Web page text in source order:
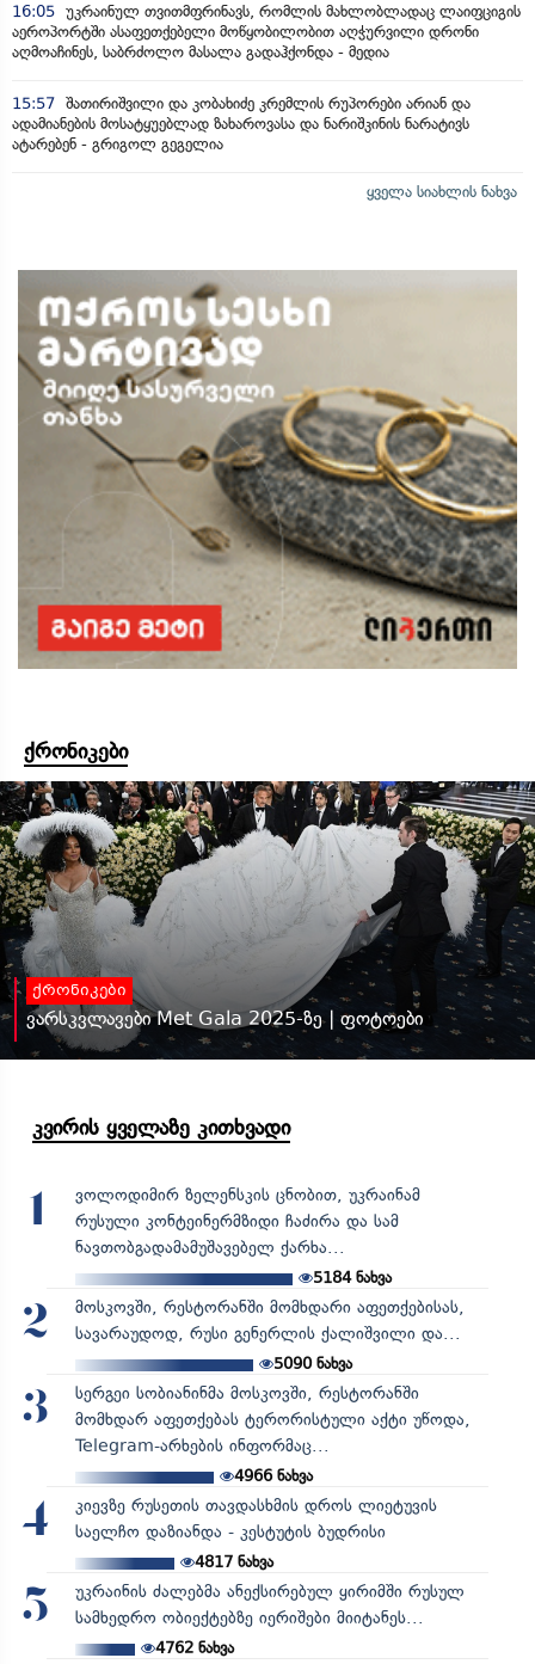
16:05 უკრაინულ თვითმფრინავს, რომლის მახლობლადაც ლაიფციგის
აეროპორტში ასაფეთქებელი მოწყობილობით აღჭურვილი დრონი
აღმოაჩინეს, საბრძოლო მასალა გადაჰქონდა - მედია
15:57 შათირიშვილი და კობახიძე კრემლის რუპორები არიან და
ადამიანების მოსატყუებლად ზახაროვასა და ნარიშკინის ნარატივს
ატარებენ - გრიგოლ გეგელია
ყველა სიახლის ნახვა
ქრონიკები
ქრონიკები
ვარსკვლავები Met Gala 2025-ზე | ფოტოები
კვირის ყველაზე კითხვადი
1
ვოლოდიმირ ზელენსკის ცნობით, უკრაინამ
რუსული კონტეინერმზიდი ჩაძირა და სამ
ნავთობგადამამუშავებელ ქარხა...
5184ნახვა
2
მოსკოვში, რესტორანში მომხდარი აფეთქებისას,
სავარაუდოდ, რუსი გენერლის ქალიშვილი და...
5090ნახვა
3
სერგეი სობიანინმა მოსკოვში, რესტორანში
მომხდარ აფეთქებას ტერორისტული აქტი უწოდა,
Telegram-არხების ინფორმაც...
4966ნახვა
4
კიევზე რუსეთის თავდასხმის დროს ლიეტუვის
საელჩო დაზიანდა - კესტუტის ბუდრისი
4817ნახვა
5
უკრაინის ძალებმა ანექსირებულ ყირიმში რუსულ
სამხედრო ობიექტებზე იერიშები მიიტანეს...
4762ნახვა